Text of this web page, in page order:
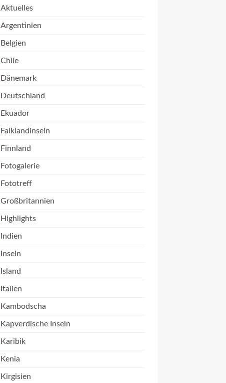
Aktuelles
Argentinien
Belgien
Chile
Dänemark
Deutschland
Ekuador
Falklandinseln
Finnland
Fotogalerie
Fototreff
Großbritannien
Highlights
Indien
Inseln
Island
Italien
Kambodscha
Kapverdische Inseln
Karibik
Kenia
Kirgisien